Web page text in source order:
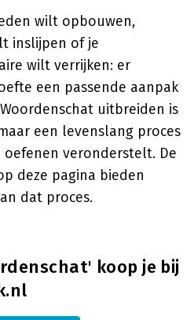
wilt opbouwen,
inslijpen of je
wilt verrijken: er
een passende aanpak
uitbreiden is
een levenslang proces
veronderstelt. De
deze pagina bieden
dat proces.
koop je bij